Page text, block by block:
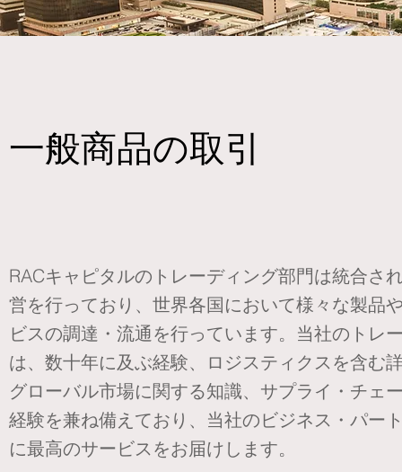
一般商品の取引
RACキャピタルのトレーディング部門は統合さ
営を行っており、世界各国において様々な製品
ビスの調達・流通を行っています。当社のトレ
は、数十年に及ぶ経験、ロジスティクスを含む
グローバル市場に関する知識、サプライ・チェ
経験を兼ね備えており、当社のビジネス・パー
に最高のサービスをお届けします。